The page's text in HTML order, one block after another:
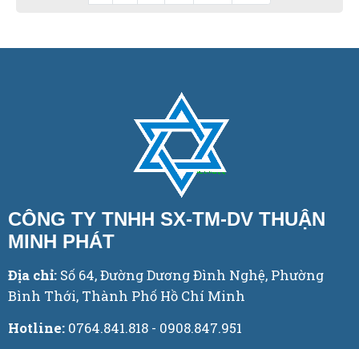
CÔNG TY TNHH SX-TM-DV THUẬN
MINH PHÁT
Địa chỉ: Số 64, Đường Dương Đình Nghệ, Phường
Bình Thới, Thành Phố Hồ Chí Minh
Hotline: 0764.841.818 - 0908.847.951